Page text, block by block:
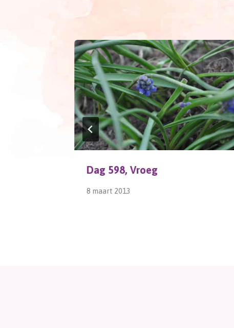
Dag 598, Vroeg
8 maart 2013